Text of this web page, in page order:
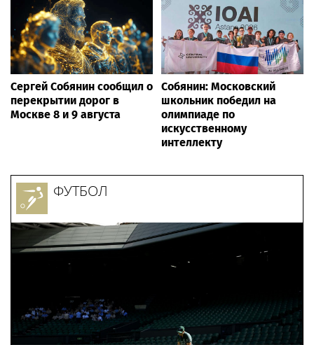
Сергей Собянин сообщил о
перекрытии дорог в
Москве 8 и 9 августа
Собянин: Московский
школьник победил на
олимпиаде по
искусственному
интеллекту
ФУТБОЛ